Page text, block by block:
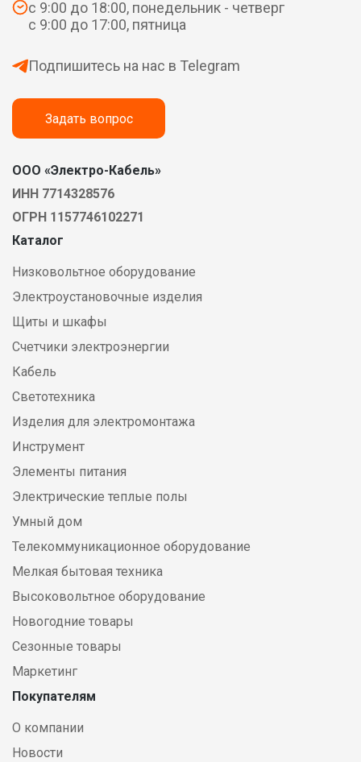
с 9:00 до 18:00, понедельник - четверг
с 9:00 до 17:00, пятница
Подпишитесь на нас в Telegram
Задать вопрос
ООО «Электро-Кабель»
ИНН 7714328576
ОГРН 1157746102271
Каталог
Низковольтное оборудование
Электроустановочные изделия
Щиты и шкафы
Счетчики электроэнергии
Кабель
Светотехника
Изделия для электромонтажа
Инструмент
Элементы питания
Электрические теплые полы
Умный дом
Телекоммуникационное оборудование
Мелкая бытовая техника
Высоковольтное оборудование
Новогодние товары
Сезонные товары
Маркетинг
Покупателям
О компании
Новости